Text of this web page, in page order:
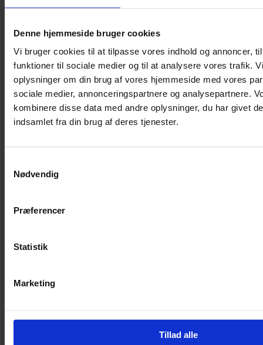
Denne hjemmeside bruger cookies
Vi bruger cookies til at tilpasse vores indhold og annoncer,
funktioner til sociale medier og til at analysere vores trafik.
oplysninger om din brug af vores hjemmeside med vores
sociale medier, annonceringspartnere og analysepartnere.
kombinere disse data med andre oplysninger, du har givet
indsamlet fra din brug af deres tjenester.
Nødvendig
Præferencer
Statistik
Marketing
Tillad alle
Hamsterbur
Kaninbur
Rottebur
Marsvinebur
Overdækning løbegård
Savsmuld